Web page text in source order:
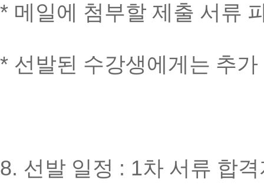
* 메일에 첨부할 제출 서류
* 선발된 수강생에게는 추
8. 선발 일정 : 1차 서류 합